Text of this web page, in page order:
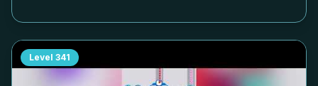
Level 341